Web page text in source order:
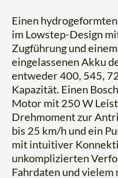
Einen
im Lowstep-Design
Zugführung und
eingelassenen Akku
entweder 400, 545,
Kapazität. Einen
Motor mit 250 W
Drehmoment zur
bis 25 km/h und ein
mit intuitiver
unkomplizierten
Fahrdaten und vielem